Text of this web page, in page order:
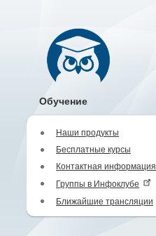
Обучение
Наши продукты
Бесплатные курсы
Контактная информация
Группы в Инфоклубе
Ближайшие трансляции